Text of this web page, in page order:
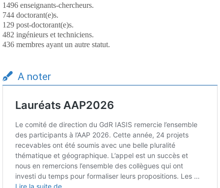
1496 enseignants-chercheurs.
744 doctorant(e)s.
129 post-doctorant(e)s.
482 ingénieurs et techniciens.
436 membres ayant un autre statut.
A noter